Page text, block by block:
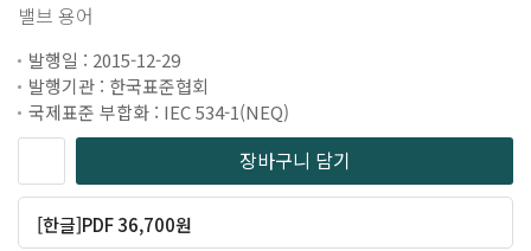
밸브 용어
발행일 : 2015-12-29
발행기관 : 한국표준협회
국제표준 부합화 : IEC 534-1(NEQ)
장바구니 담기
[한글]PDF 36,700원